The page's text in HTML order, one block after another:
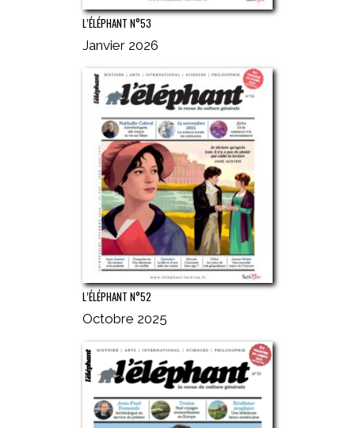
L’ÉLÉPHANT N°53
Janvier 2026
L’ÉLÉPHANT N°52
Octobre 2025